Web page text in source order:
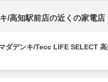
/高知駅前店の近くの家電店
ダデンキ/Tecc LIFE SELECT